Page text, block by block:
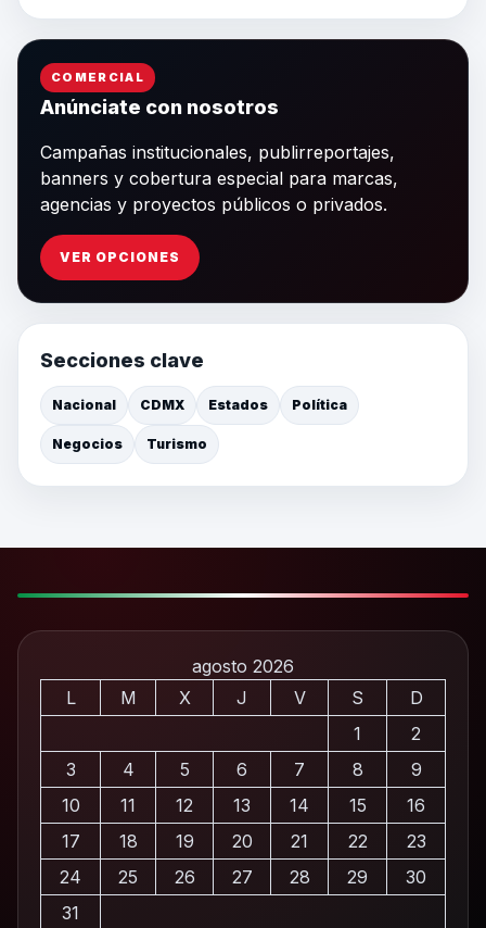
COMERCIAL
Anúnciate con nosotros
Campañas institucionales, publirreportajes,
banners y cobertura especial para marcas,
agencias y proyectos públicos o privados.
VER OPCIONES
Secciones clave
Nacional CDMX Estados Política
Negocios Turismo
agosto 2026
L
M X J V S
D
1
2
3
4 5 6 7 8
9
10
11 12 13 14 15
16
17
18 19 20 21 22
23
24
25 26 27 28 29
30
31